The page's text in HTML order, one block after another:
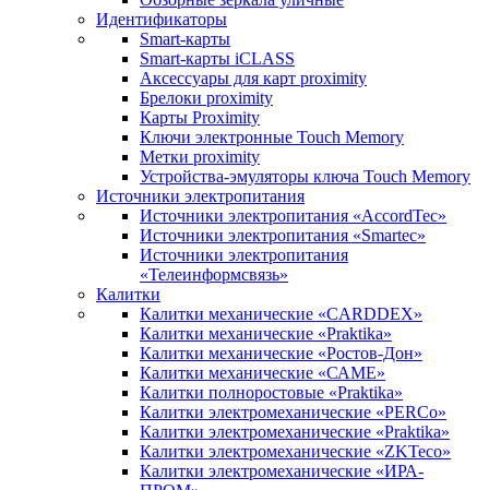
Идентификаторы
Smart-карты
Smart-карты iCLASS
Аксессуары для карт proximitу
Брелоки proximity
Карты Proximity
Ключи электронные Touch Memory
Метки proximity
Устройства-эмуляторы ключа Touch Memory
Источники электропитания
Источники электропитания «AccordTec»
Источники электропитания «Smartec»
Источники электропитания
«Телеинформсвязь»
Калитки
Калитки механические «CARDDEX»
Калитки механические «Praktika»
Калитки механические «Ростов-Дон»
Калитки механические «САМЕ»
Калитки полноростовые «Praktika»
Калитки электромеханические «PERCo»
Калитки электромеханические «Praktika»
Калитки электромеханические «ZKTeco»
Калитки электромеханические «ИРА-